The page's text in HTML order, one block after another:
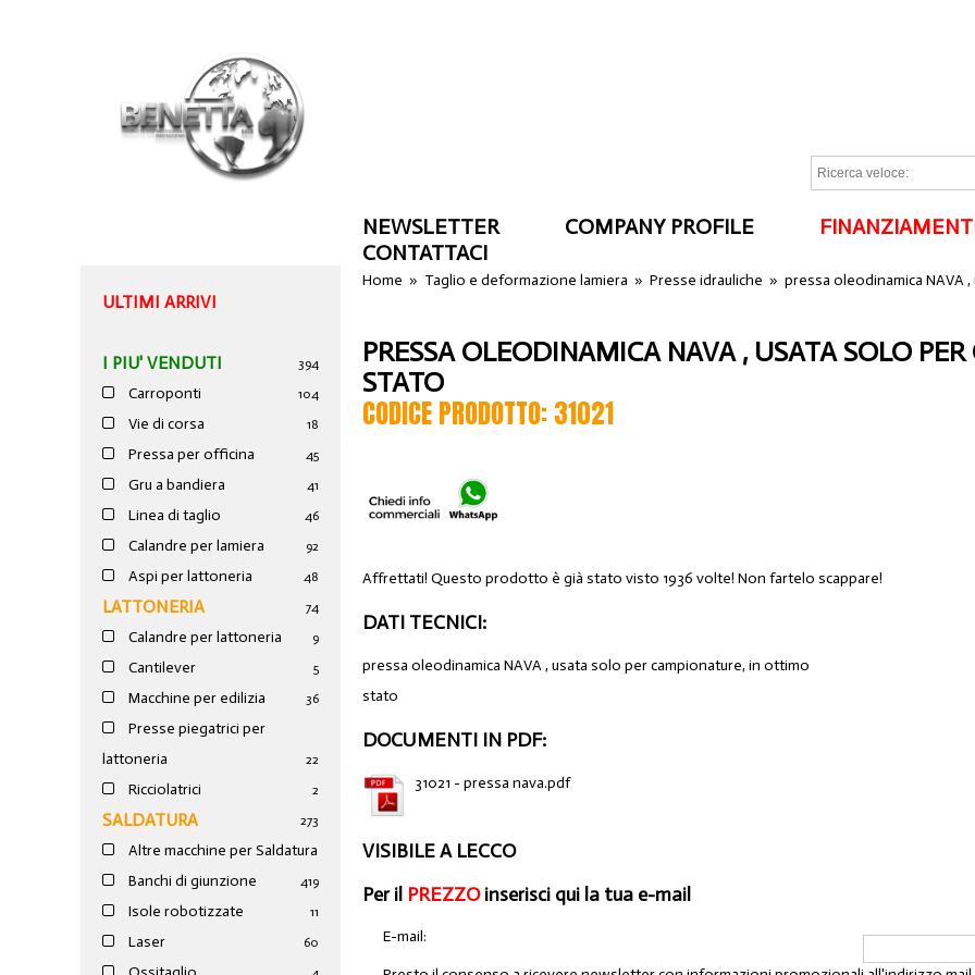
NEWSLETTER COMPANY PROFILE
CONTATTACI
ULTIMI ARRIVI
I PIU' VENDUTI 394
Carroponti 104
Vie di corsa 18
Pressa per officina 45
Gru a bandiera 41
Linea di taglio 46
Calandre per lamiera 92
Aspi per lattoneria 48
LATTONERIA 74
Calandre per lattoneria 9
Cantilever 5
Macchine per edilizia 36
Presse piegatrici per
lattoneria
22
Ricciolatrici 2
SALDATURA 273
Altre macchine per Saldatura
19
Banchi di giunzione 4
Isole robotizzate 11
Laser 60
Home » Taglio e deformazione lamiera »Presse idrauliche »pressa oleodinamica NAVA
PRESSA OLEODINAMICA NAVA , USATA SOLO
STATO
CODICE PRODOTTO: 31021
Affrettati! Questo prodotto è già stato visto 1936 volte! Non fartelo scappare!
DATI TECNICI:
pressa oleodinamica NAVA , usata solo per campionature, in ottimo
stato
DOCUMENTI IN PDF:
31021 - pressa nava.pdf
VISIBILE A LECCO
Per il PREZZOinserisci qui la tua e-mail
E-mail: